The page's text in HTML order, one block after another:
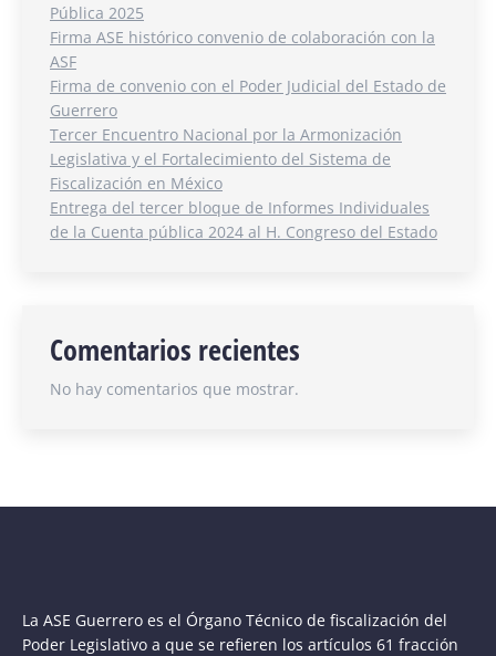
Pública 2025
Firma ASE histórico convenio de colaboración con la
ASF
Firma de convenio con el Poder Judicial del Estado de
Guerrero
Tercer Encuentro Nacional por la Armonización
Legislativa y el Fortalecimiento del Sistema de
Fiscalización en México
Entrega del tercer bloque de Informes Individuales
de la Cuenta pública 2024 al H. Congreso del Estado
Comentarios recientes
No hay comentarios que mostrar.
La ASE Guerrero es el Órgano Técnico de fiscalización del
Poder Legislativo a que se refieren los artículos 61 fracción